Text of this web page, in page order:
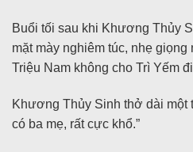
Buổi tối sau khi Khương Thủy
mặt mày nghiêm túc, nhẹ giọng
Triệu Nam không cho Trì Yếm đi
Khương Thủy Sinh thở dài một
có ba mẹ, rất cực khổ.”